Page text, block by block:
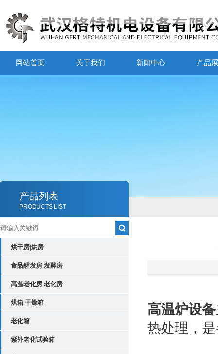
网站首页 关于我们 新闻中心 产品
产品列表
PRODUCTS LIST
烘干房|烘房
食品醒发房|发酵房
高温老化房|老化房
烘箱|干燥箱
老化箱
紫外老化试验箱
高温炉设备
热处理，